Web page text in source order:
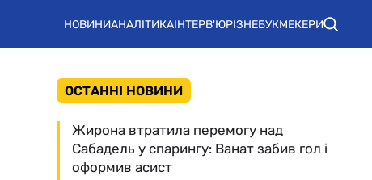
НОВИНИАНАЛІТИКАІНТЕРВ'ЮРІЗНЕБУКМЕКЕРИ
ОСТАННІ НОВИНИ
Жирона втратила перемогу над
Сабадель у спарингу: Ванат забив гол і
оформив асист